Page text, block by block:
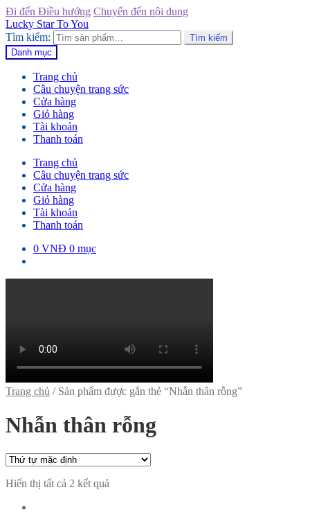
Đi đến Điều hướng Chuyển đến nội dung
Lucky Star To You
Tìm kiếm:
Tìm kiếm
Danh mục
Trang chủ
Câu chuyện trang sức
Cửa hàng
Giỏ hàng
Tài khoản
Thanh toán
Trang chủ
Câu chuyện trang sức
Cửa hàng
Giỏ hàng
Tài khoản
Thanh toán
0 VNĐ 0 mục
Trang chủ / Sản phẩm được gắn thẻ “Nhẫn thân rỗng”
Nhẫn thân rỗng
Hiển thị tất cả 2 kết quả